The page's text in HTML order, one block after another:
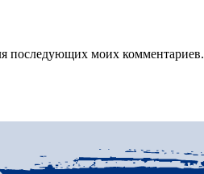
последующих моих комментариев.